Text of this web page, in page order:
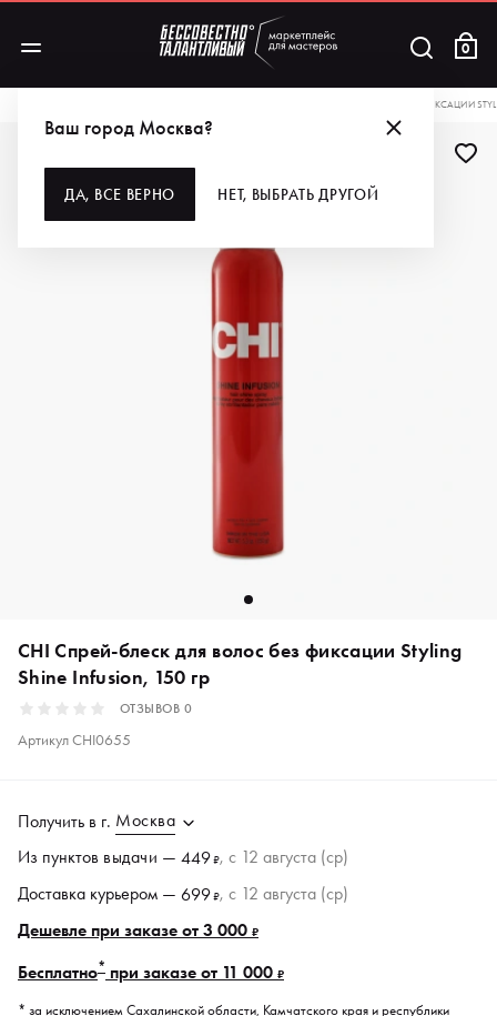
0
Ваш город Москва?
ДА, ВСЕ ВЕРНО НЕТ, ВЫБРАТЬ ДРУГОЙ
CHI СПРЕЙ-БЛЕСК ДЛЯ ВОЛОС БЕЗ ФИКСАЦИИ
CHI Спрей-блеск для волос без фиксации Styling
Shine Infusion, 150 гр
ОТЗЫВОВ 0
АртикулCHI0655
Получить в г. Москва
Из пунктов выдачи — 449₽, c 12 августа (ср)
Доставка курьером — 699₽, c 12 августа (ср)
Дешевле при заказе от 3 000 ₽
Бесплатно* при заказе от 11 000 ₽
* за исключением Сахалинской области, Камчатского края и республики